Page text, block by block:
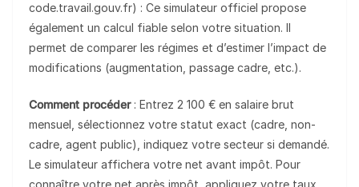
code.travail.gouv.fr) : Ce simulateur officiel propose
également un calcul fiable selon votre situation. Il
permet de comparer les régimes et d’estimer l’impact de
modifications (augmentation, passage cadre, etc.).
Comment procéder: Entrez 2 100 € en salaire brut
mensuel, sélectionnez votre statut exact (cadre, non-
cadre, agent public), indiquez votre secteur si demandé.
Le simulateur affichera votre net avant impôt. Pour